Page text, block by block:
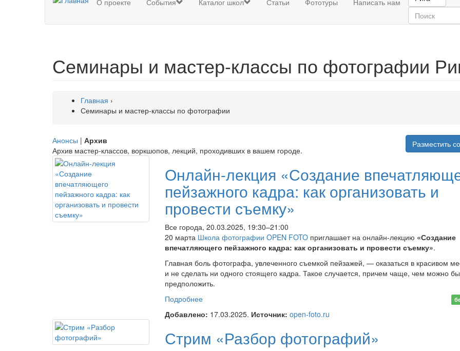
О проекте События Каталог школ Статьи Фототуры Написать нам
Семинары и мастер-классы по фотографии
Главная ›
Семинары и мастер-классы по фотографии
Анонсы | Архив
Архив мастер-классов, воркшопов, лекций, проходивших в вашем городе.
Разместить
Онлайн-лекция «Создание
пейзажного кадра: как организовать и
провести съемку»
Все города, 20.03.2025, 19:30–21:00
20 марта Школа фотографии OPEN FOTO приглашает на онлайн-лекцию «Создание
впечатляющего пейзажного кадра: как организовать и провести съемку».
Главная боль фотографа, увлеченного съемкой пейзажей, — оказаться в красивом
и не сделать ни одного стоящего кадра. Такое случается, причем чаще, чем можно
предположить.
Подробнее
впечатляющего пейзажного кадра:
как организовать и провести
Добавлено: 17.03.2025. Источник:open-foto.ru
Стрим «Разбор фотографий»